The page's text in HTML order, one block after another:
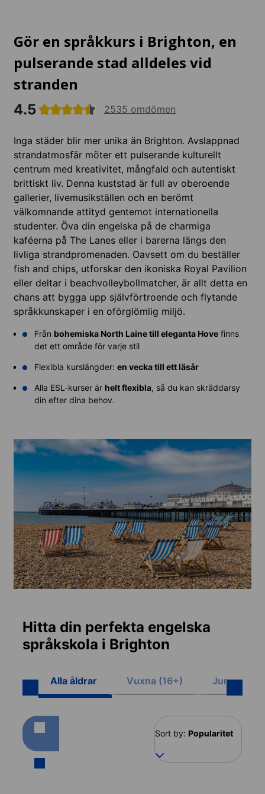
Gör en språkkurs i Brighton, en
pulserande stad alldeles vid
stranden
4.5 2535 omdömen
Inga städer blir mer unika än Brighton. Avslappnad
strandatmosfär möter ett pulserande kulturellt
centrum med kreativitet, mångfald och autentiskt
brittiskt liv. Denna kuststad är full av oberoende
gallerier, livemusikställen och en berömt
välkomnande attityd gentemot internationella
studenter. Öva din engelska på de charmiga
kaféerna på The Lanes eller i barerna längs den
livliga strandpromenaden. Oavsett om du beställer
fish and chips, utforskar den ikoniska Royal Pavilion
eller deltar i beachvolleybollmatcher, är allt detta en
chans att bygga upp självförtroende och flytande
språkkunskaper i en oförglömlig miljö.
Från bohemiska North Laine till eleganta Hove finns
det ett område för varje stil
Flexibla kurslängder: en vecka till ett läsår
Alla ESL-kurser är helt flexibla, så du kan skräddarsy
din efter dina behov.
Hitta din perfekta engelska
språkskola i Brighton
Alla åldrar Vuxna (16+) Juniorer
Sort by: Popularitet